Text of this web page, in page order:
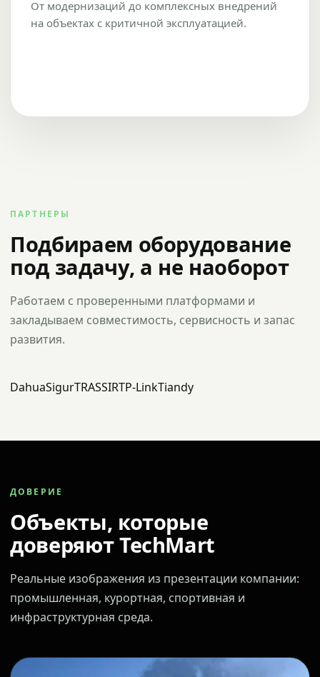
От модернизаций до комплексных внедрений
на объектах с критичной эксплуатацией.
ПАРТНЕРЫ
Подбираем оборудование
под задачу, а не наоборот
Работаем с проверенными платформами и
закладываем совместимость, сервисность и запас
развития.
DahuaSigurTRASSIRTP-LinkTiandy
ДОВЕРИЕ
Объекты, которые
доверяют TechMart
Реальные изображения из презентации компании:
промышленная, курортная, спортивная и
инфраструктурная среда.